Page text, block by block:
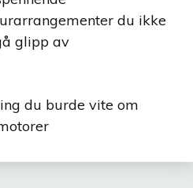
du ikke
glipp av
du burde vite om